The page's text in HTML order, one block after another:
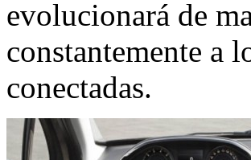
evolucionará de
constantemente a
conectadas.